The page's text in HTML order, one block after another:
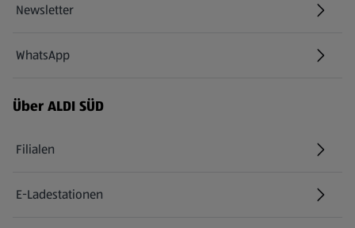
Newsletter
WhatsApp
Über ALDI SÜD
Filialen
E-Ladestationen